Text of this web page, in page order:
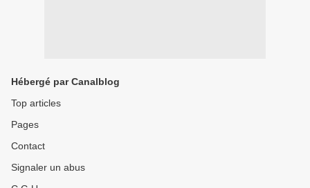
Hébergé par Canalblog
Top articles
Pages
Contact
Signaler un abus